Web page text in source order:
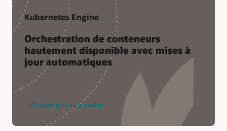
Kubernetes Engine
Orchestration de conteneurs
hautement disponible avec mises à
jour automatiques
En savoir plus sur le produit